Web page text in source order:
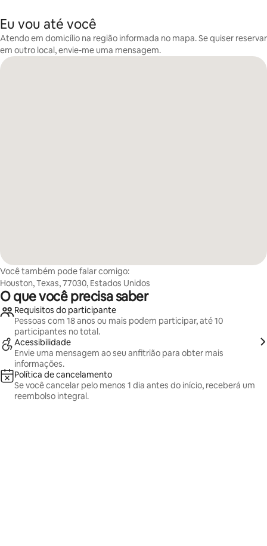
Eu vou até você
Atendo em domicílio na região informada no mapa. Se quiser reservar
em outro local, envie-me uma mensagem.
Você também pode falar comigo:
Houston, Texas, 77030, Estados Unidos
O que você precisa saber
Requisitos do participante
Pessoas com 18 anos ou mais podem participar, até 10
participantes no total.
Acessibilidade
Envie uma mensagem ao seu anfitrião para obter mais
informações.
Política de cancelamento
Se você cancelar pelo menos 1 dia antes do início, receberá um
reembolso integral.